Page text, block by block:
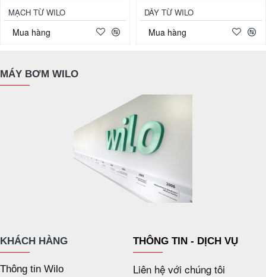
MẠCH TỪ WILO
Mua hàng
DÂY TỪ WILO
Mua hàng
MÁY BƠM WILO
KHÁCH HÀNG
Thông tin Wilo
THÔNG TIN - DỊCH VỤ
Liên hệ với chúng tôi